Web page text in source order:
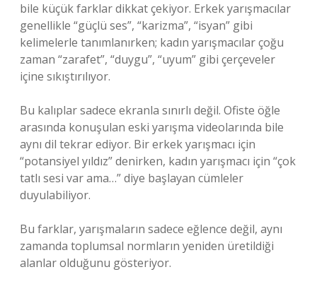
bile küçük farklar dikkat çekiyor. Erkek yarışmacılar
genellikle “güçlü ses”, “karizma”, “isyan” gibi
kelimelerle tanımlanırken; kadın yarışmacılar çoğu
zaman “zarafet”, “duygu”, “uyum” gibi çerçeveler
içine sıkıştırılıyor.
Bu kalıplar sadece ekranla sınırlı değil. Ofiste öğle
arasında konuşulan eski yarışma videolarında bile
aynı dil tekrar ediyor. Bir erkek yarışmacı için
“potansiyel yıldız” denirken, kadın yarışmacı için “çok
tatlı sesi var ama…” diye başlayan cümleler
duyulabiliyor.
Bu farklar, yarışmaların sadece eğlence değil, aynı
zamanda toplumsal normların yeniden üretildiği
alanlar olduğunu gösteriyor.